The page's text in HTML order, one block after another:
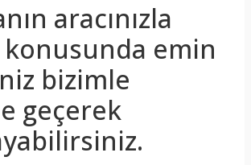
aracınızla
emin
bizimle
geçerek